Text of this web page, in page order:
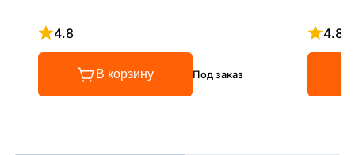
4.8
Рейтинг 4.8 из 5
В корзину Под заказ
4.8